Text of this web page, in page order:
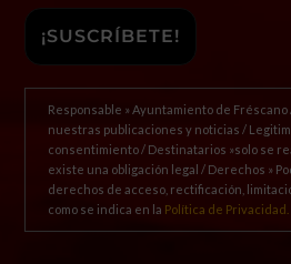
Responsable » Ayuntamiento de
nuestras publicaciones y noticias /
consentimiento / Destinatarios »solo se
existe una obligación legal / Derechos »
derechos de acceso, rectificación,
como se indica en la Política de Privacidad.